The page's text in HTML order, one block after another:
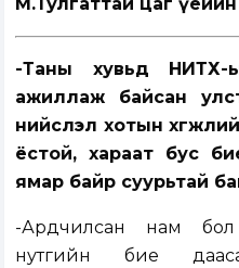
М.Тулгаттай цаг
-Таны хувьд НИТХ-ын
ажиллаж байсан
нийслэл хотын
ёстой, хараат бус
ямар байр суурьтай
-Ардчилсан нам бол
нутгийн бие